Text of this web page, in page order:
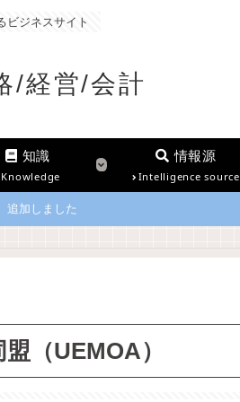
ビジネスサイト
/経営/会計
知識
Knowledge
情報源
Intelligence source
追加しました
（UEMOA）